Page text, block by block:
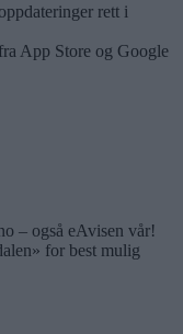
rett i
App Store og Google
– også eAvisen vår!
for best mulig